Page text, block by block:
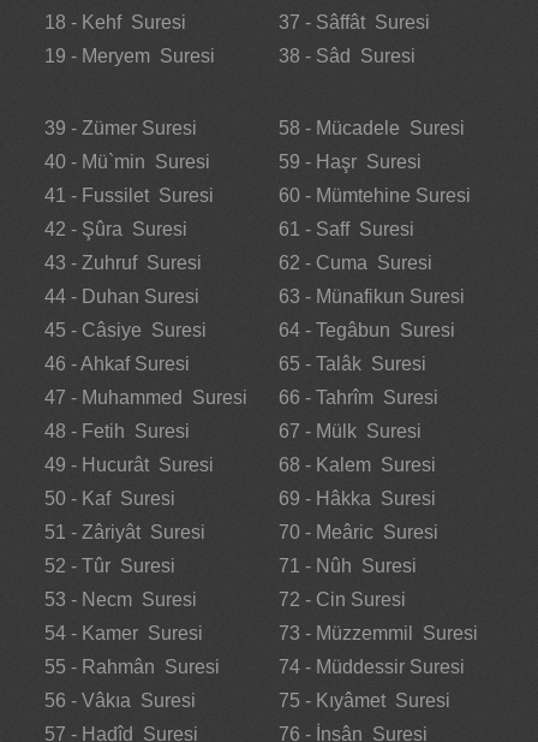
18 - Kehf Suresi
19 - Meryem Suresi
37 - Sâffât Suresi
38 - Sâd Suresi
39 - Zümer Suresi
40 - Mü`min Suresi
41 - Fussilet Suresi
42 - Şûra Suresi
43 - Zuhruf Suresi
44 - Duhan Suresi
45 - Câsiye Suresi
46 - Ahkaf Suresi
47 - Muhammed Suresi
48 - Fetih Suresi
49 - Hucurât Suresi
50 - Kaf Suresi
51 - Zâriyât Suresi
52 - Tûr Suresi
53 - Necm Suresi
54 - Kamer Suresi
55 - Rahmân Suresi
56 - Vâkıa Suresi
57 - Hadîd Suresi
58 - Mücadele Suresi
59 - Haşr Suresi
60 - Mümtehine Suresi
61 - Saff Suresi
62 - Cuma Suresi
63 - Münafikun Suresi
64 - Tegâbun Suresi
65 - Talâk Suresi
66 - Tahrîm Suresi
67 - Mülk Suresi
68 - Kalem Suresi
69 - Hâkka Suresi
70 - Meâric Suresi
71 - Nûh Suresi
72 - Cin Suresi
73 - Müzzemmil Suresi
74 - Müddessir Suresi
75 - Kıyâmet Suresi
76 - İnsân Suresi